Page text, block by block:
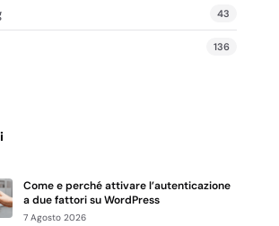
43
136
Come e perché attivare l’autenticazione
a due fattori su WordPress
7 Agosto 2026